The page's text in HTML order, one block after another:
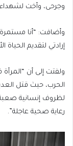
وجرحى، وأخت
وأضافت: “أنا
إرادتي لتقديم
ولفتت إلى أن
الحرب، حيث قتل
لظروف إنسانية
رعاية صحية عاجلة”.